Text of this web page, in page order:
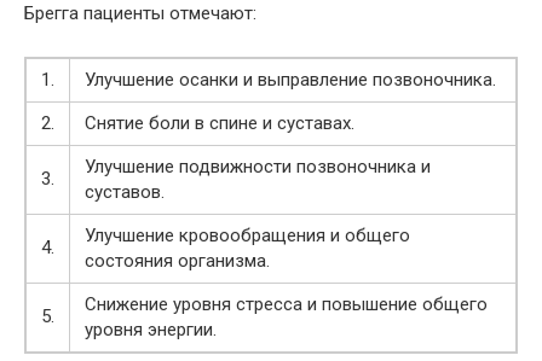
Брегга пациенты отмечают:
1.
Улучшение осанки и выправление позвоночника.
2.
Снятие боли в спине и суставах.
3.
Улучшение подвижности позвоночника и
суставов.
4.
Улучшение кровообращения и общего
состояния организма.
5.
Снижение уровня стресса и повышение общего
уровня энергии.